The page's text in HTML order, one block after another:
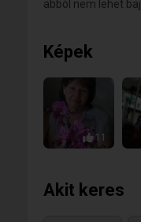
abból nem lehet baj.
Képek
11
Akit keres